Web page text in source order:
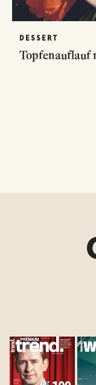
DESSERT
Topfenauflauf